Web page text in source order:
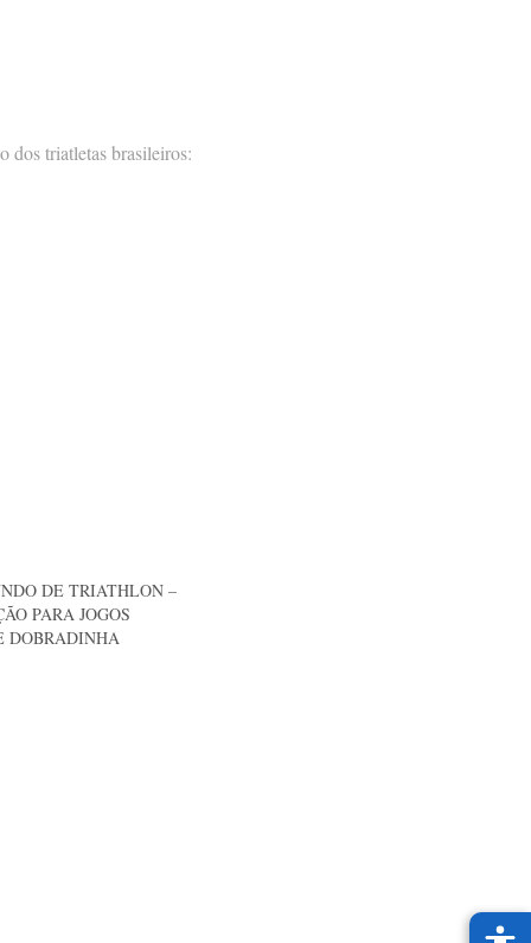
dos triatletas brasileiros:
DE TRIATHLON –
PARA JOGOS
DOBRADINHA